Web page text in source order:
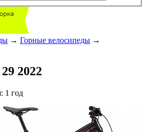
→ Горные велосипеды →
2022
1 год